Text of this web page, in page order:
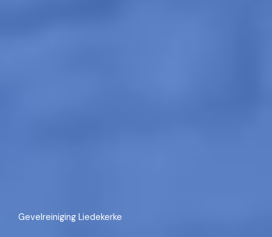
Gevelreiniging Liedekerke